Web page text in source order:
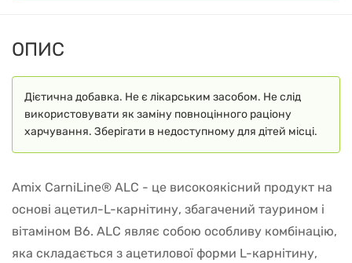
ОПИС
Дієтична добавка. Не є лікарським засобом. Не слід
використовувати як заміну повноцінного раціону
харчування. Зберігати в недоступному для дітей місці.
Amix CarniLine® ALC - це високоякісний продукт на
основі ацетил-L-карнітину, збагачений таурином і
вітаміном B6. ALC являє собою особливу комбінацію,
яка складається з ацетилової форми L-карнітину,